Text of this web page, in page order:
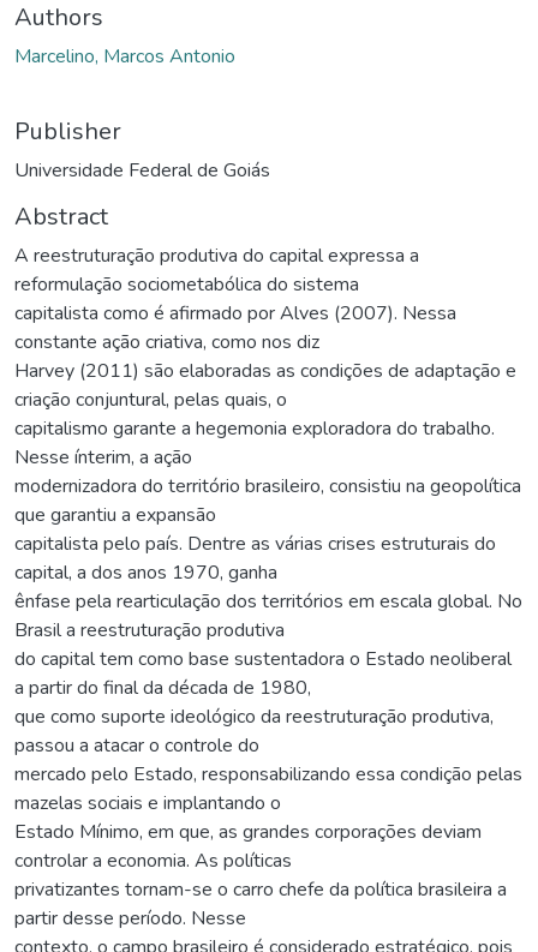
Authors
Marcelino, Marcos Antonio
Publisher
Universidade Federal de Goiás
Abstract
A reestruturação produtiva do capital expressa a
reformulação sociometabólica do sistema
capitalista como é afirmado por Alves (2007). Nessa
constante ação criativa, como nos diz
Harvey (2011) são elaboradas as condições de adaptação e
criação conjuntural, pelas quais, o
capitalismo garante a hegemonia exploradora do trabalho.
Nesse ínterim, a ação
modernizadora do território brasileiro, consistiu na geopolítica
que garantiu a expansão
capitalista pelo país. Dentre as várias crises estruturais do
capital, a dos anos 1970, ganha
ênfase pela rearticulação dos territórios em escala global. No
Brasil a reestruturação produtiva
do capital tem como base sustentadora o Estado neoliberal
a partir do final da década de 1980,
que como suporte ideológico da reestruturação produtiva,
passou a atacar o controle do
mercado pelo Estado, responsabilizando essa condição pelas
mazelas sociais e implantando o
Estado Mínimo, em que, as grandes corporações deviam
controlar a economia. As políticas
privatizantes tornam-se o carro chefe da política brasileira a
partir desse período. Nesse